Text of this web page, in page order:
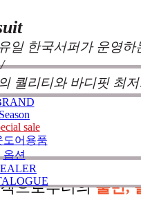
일 한국서퍼가 운영
퀄리티와 바디핏 최
Season
sale
도어용품
옵션
퍼들의 느낌과 의견
목표를 두고 있습
으로부터의불만,